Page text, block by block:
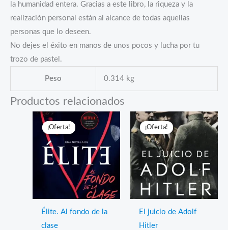
la humanidad entera. Gracias a este libro, la riqueza y la
realización personal están al alcance de todas aquellas
personas que lo deseen.
No dejes el éxito en manos de unos pocos y lucha por tu
trozo de pastel.
Peso 0.314 kg
Productos relacionados
¡Oferta!
¡Oferta!
Élite. Al fondo de la
clase
¡Oferta!
¡Oferta!
El juicio de Adolf
Hitler